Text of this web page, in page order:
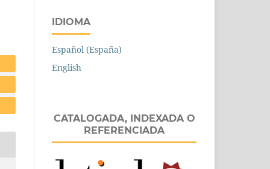
IDIOMA
Español (España)
English
CATALOGADA, INDEXADA O
REFERENCIADA